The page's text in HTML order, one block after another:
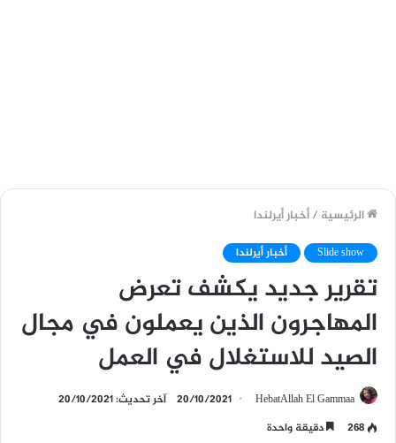
الرئيسية /أخبار أيرلندا
Slide show أخبار أيرلندا
تقرير جديد يكشف تعرض
المهاجرون الذين يعملون في مجال
الصيد للاستغلال في العمل
HebatAllah El Gammaa
20/10/2021 آخر تحديث: 20/10/2021
268
دقيقة واحدة